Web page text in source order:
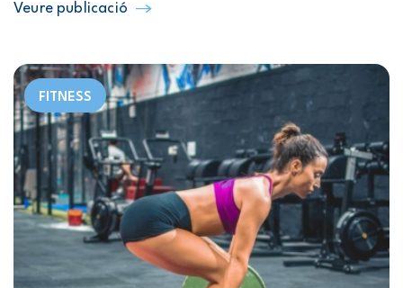
Veure publicació
FITNESS